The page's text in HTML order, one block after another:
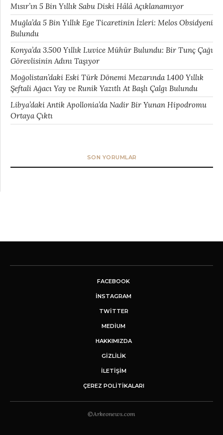
Mısır’ın 5 Bin Yıllık Sabu Diski Hâlâ Açıklanamıyor
Muğla’da 5 Bin Yıllık Ege Ticaretinin İzleri: Melos Obsidyeni
Bulundu
Konya’da 3.500 Yıllık Luvice Mühür Bulundu: Bir Tunç Çağı
Görevlisinin Adını Taşıyor
Moğolistan’daki Eski Türk Dönemi Mezarında 1.400 Yıllık
Şeftali Ağacı Yay ve Runik Yazıtlı At Başlı Çalgı Bulundu
Libya’daki Antik Apollonia’da Nadir Bir Yunan Hipodromu
Ortaya Çıktı
SON YORUMLAR
FACEBOOK
INSTAGRAM
TWITTER
MEDIUM
HAKKIMIZDA
GİZLİLİK
İLETIŞIM
ÇEREZ POLITIKALARI
©Arkeonews.com